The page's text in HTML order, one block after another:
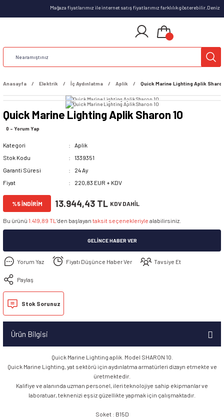
Mağaza fiyatlarımız ile internet satış fiyatlarımız farklılık
Anasayfa Elektrik İç Aydınlatma Aplik Quick Marine Lighting Aplik
Quick Marine Lighting Aplik Sharon 10
0 - Yorum Yap
Kategori
Aplik
Stok Kodu
1339351
Garanti Süresi
24 Ay
Fiyat
220,83 EUR + KDV
%5 İNDİRİM 13.944,43 TL KDV DAHİL
Bu ürünü 1.419,89 TL ’den başlayan taksit seçenekleriyle alabilirsiniz.
GELINCE HABER VER
Yorum Yaz Fiyatı Düşünce Haber Ver Tavsiye Et
Paylaş
Stok Sorunuz
Ürün Bilgisi
Quick Marine Lighting aplik. Model SHARON 10.
Quick Marine Lighting, yat sektörü için aydınlatma armatürleri dizayn etmekte ve
üretmektedir.
Kalifiye ve alanında uzman personel, ileri teknolojiye sahip ekipmanlar ve
laboratuar, teknenizi eşsiz güzellikte yapmak için çalışmaktadır.
Soket : B15D